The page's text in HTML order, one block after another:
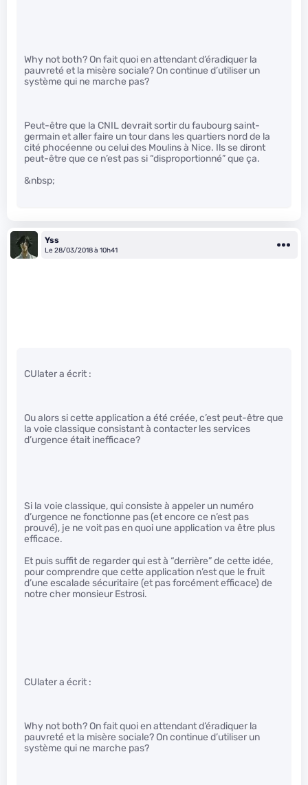
Why not both? On fait quoi en attendant d’éradiquer la
pauvreté et la misère sociale? On continue d’utiliser un
système qui ne marche pas?
Peut-être que la CNIL devrait sortir du faubourg saint-
germain et aller faire un tour dans les quartiers nord de la
cité phocéenne ou celui des Moulins à Nice. Ils se diront
peut-être que ce n’est pas si “disproportionné” que ça.
&nbsp;
Yss
Le 28/03/2018 à 10h41
CUlater a écrit :
Ou alors si cette application a été créée, c’est peut-être que
la voie classique consistant à contacter les services
d’urgence était inefficace?
Si la voie classique, qui consiste à appeler un numéro
d’urgence ne fonctionne pas (et encore ce n’est pas
prouvé), je ne voit pas en quoi une application va être plus
efficace.
Et puis suffit de regarder qui est à “derrière” de cette idée,
pour comprendre que cette application n’est que le fruit
d’une escalade sécuritaire (et pas forcément efficace) de
notre cher monsieur Estrosi.
CUlater a écrit :
Why not both? On fait quoi en attendant d’éradiquer la
pauvreté et la misère sociale? On continue d’utiliser un
système qui ne marche pas?